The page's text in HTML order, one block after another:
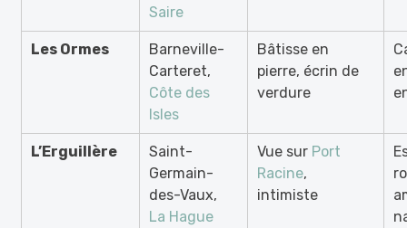
Saire
Les Ormes
Barneville-
Carteret,
Côte des
Isles
Bâtisse en
pierre, écrin de
verdure
L’Erguillère
Saint-
Germain-
des-Vaux,
La Hague
Vue sur Port
Racine,
intimiste